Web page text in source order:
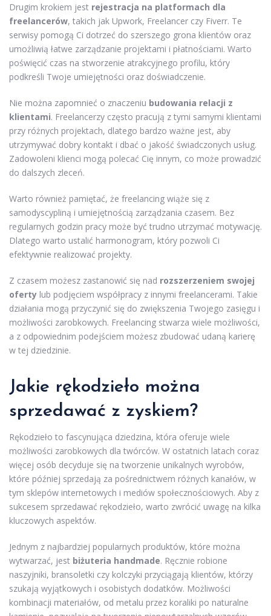
Drugim krokiem jest rejestracja na platformach dla
freelancerów, takich jak Upwork, Freelancer czy Fiverr. Te
serwisy pomogą Ci dotrzeć do szerszego grona klientów oraz
umożliwią łatwe zarządzanie projektami i płatnościami. Warto
poświęcić czas na stworzenie atrakcyjnego profilu, który
podkreśli Twoje umiejętności oraz doświadczenie.
Nie można zapomnieć o znaczeniu budowania relacji z
klientami. Freelancerzy często pracują z tymi samymi klientami
przy różnych projektach, dlatego bardzo ważne jest, aby
utrzymywać dobry kontakt i dbać o jakość świadczonych usług.
Zadowoleni klienci mogą polecać Cię innym, co może prowadzić
do dalszych zleceń.
Warto również pamiętać, że freelancing wiąże się z
samodyscypliną i umiejętnością zarządzania czasem. Bez
regularnych godzin pracy może być trudno utrzymać motywację.
Dlatego warto ustalić harmonogram, który pozwoli Ci
efektywnie realizować projekty.
Z czasem możesz zastanowić się nad rozszerzeniem swojej
oferty lub podjęciem współpracy z innymi freelancerami. Takie
działania mogą przyczynić się do zwiększenia Twojego zasięgu i
możliwości zarobkowych. Freelancing stwarza wiele możliwości,
a z odpowiednim podejściem możesz zbudować udaną karierę
w tej dziedzinie.
Jakie rękodzieło można
sprzedawać z zyskiem?
Rękodzieło to fascynująca dziedzina, która oferuje wiele
możliwości zarobkowych dla twórców. W ostatnich latach coraz
więcej osób decyduje się na tworzenie unikalnych wyrobów,
które później sprzedają za pośrednictwem różnych kanałów, w
tym sklepów internetowych i mediów społecznościowych. Aby z
sukcesem sprzedawać rękodzieło, warto zwrócić uwagę na kilka
kluczowych aspektów.
Jednym z najbardziej popularnych produktów, które można
wytwarzać, jest biżuteria handmade. Ręcznie robione
naszyjniki, bransoletki czy kolczyki przyciągają klientów, którzy
szukają wyjątkowych i osobistych dodatków. Możliwości
kombinacji materiałów, od metalu przez koraliki po naturalne